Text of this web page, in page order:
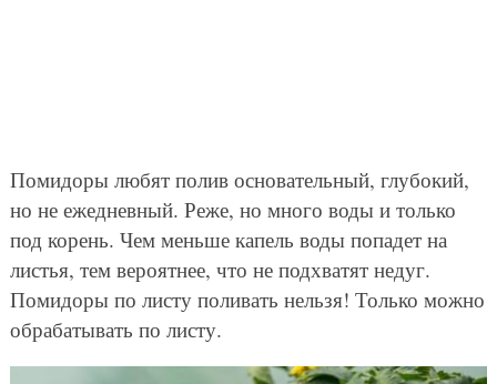
Помидоры любят полив основательный, глубокий,
но не ежедневный. Реже, но много воды и только
под корень. Чем меньше капель воды попадет на
листья, тем вероятнее, что не подхватят недуг.
Помидоры по листу поливать нельзя! Только можно
обрабатывать по листу.